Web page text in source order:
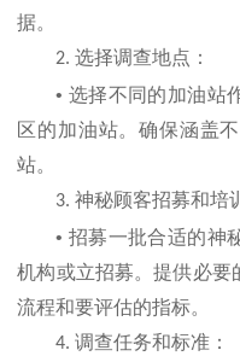
据。
2.选择调查地点：
• 选择不同的加油站
区的加油站。确保涵盖
站。
3.神秘顾客招募和培
• 招募一批合适的神
机构或立招募。提供必要
流程和要评估的指标。
4.调查任务和标准：